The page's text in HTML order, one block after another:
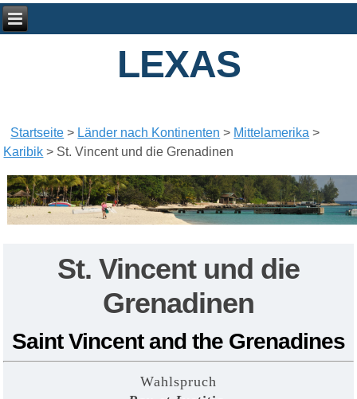
LEXAS
Startseite > Länder nach Kontinenten > Mittelamerika >
Karibik > St. Vincent und die Grenadinen
St. Vincent und die
Grenadinen
SaintVincent and the Grenadines
Wahlspruch